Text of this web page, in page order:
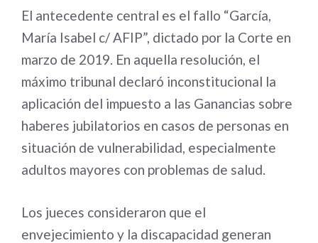
El antecedente central es el fallo “García,
María Isabel c/ AFIP”, dictado por la Corte en
marzo de 2019. En aquella resolución, el
máximo tribunal declaró inconstitucional la
aplicación del impuesto a las Ganancias sobre
haberes jubilatorios en casos de personas en
situación de vulnerabilidad, especialmente
adultos mayores con problemas de salud.
Los jueces consideraron que el
envejecimiento y la discapacidad generan